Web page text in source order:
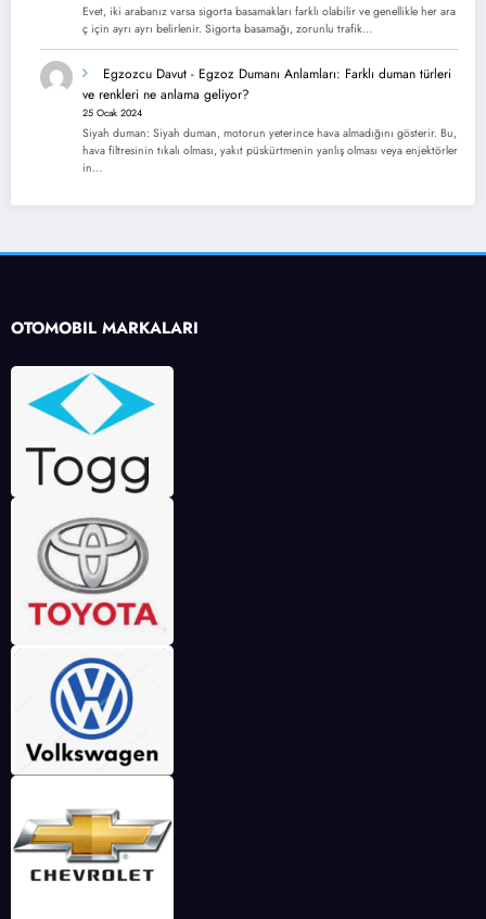
Evet, iki arabanız varsa sigorta basamakları farklı olabilir ve genellikle her ara
ç için ayrı ayrı belirlenir. Sigorta basamağı, zorunlu trafik…
Egzozcu Davut - Egzoz Dumanı Anlamları: Farklı duman türleri
ve renkleri ne anlama geliyor?
25 Ocak 2024
Siyah duman: Siyah duman, motorun yeterince hava almadığını gösterir. Bu,
hava filtresinin tıkalı olması, yakıt püskürtmenin yanlış olması veya enjektörler
in…
OTOMOBİL MARKALARI